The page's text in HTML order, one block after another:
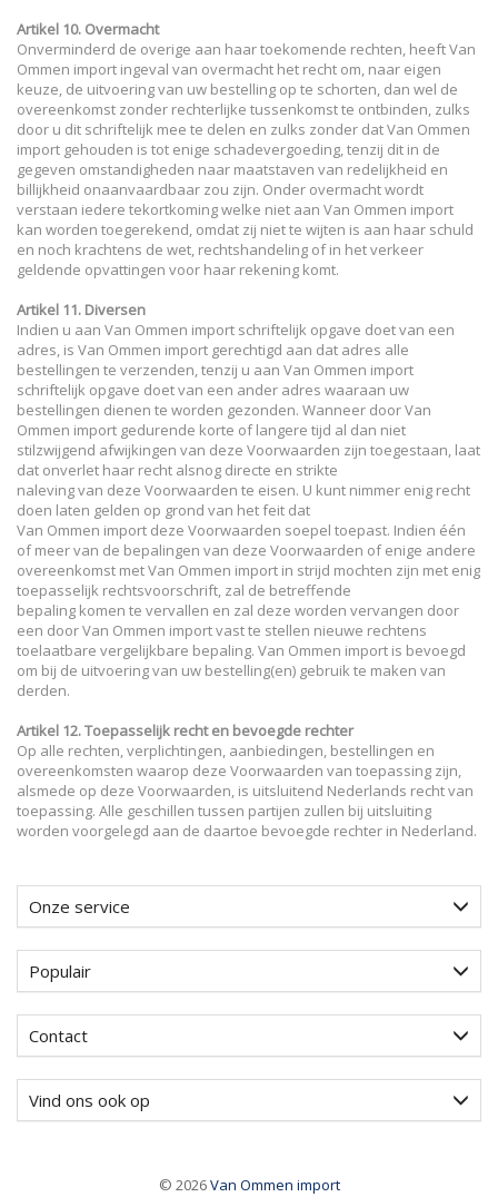
Artikel 10. Overmacht
Onverminderd de overige aan haar toekomende rechten, heeft Van
Ommen import ingeval van overmacht het recht om, naar eigen
keuze, de uitvoering van uw bestelling op te schorten, dan wel de
overeenkomst zonder rechterlijke tussenkomst te ontbinden, zulks
door u dit schriftelijk mee te delen en zulks zonder dat Van Ommen
import gehouden is tot enige schadevergoeding, tenzij dit in de
gegeven omstandigheden naar maatstaven van redelijkheid en
billijkheid onaanvaardbaar zou zijn. Onder overmacht wordt
verstaan iedere tekortkoming welke niet aan Van Ommen import
kan worden toegerekend, omdat zij niet te wijten is aan haar schuld
en noch krachtens de wet, rechtshandeling of in het verkeer
geldende opvattingen voor haar rekening komt.
Artikel 11. Diversen
Indien u aan Van Ommen import schriftelijk opgave doet van een
adres, is Van Ommen import gerechtigd aan dat adres alle
bestellingen te verzenden, tenzij u aan Van Ommen import
schriftelijk opgave doet van een ander adres waaraan uw
bestellingen dienen te worden gezonden. Wanneer door Van
Ommen import gedurende korte of langere tijd al dan niet
stilzwijgend afwijkingen van deze Voorwaarden zijn toegestaan, laat
dat onverlet haar recht alsnog directe en strikte
naleving van deze Voorwaarden te eisen. U kunt nimmer enig recht
doen laten gelden op grond van het feit dat
Van Ommen import deze Voorwaarden soepel toepast. Indien één
of meer van de bepalingen van deze Voorwaarden of enige andere
overeenkomst met Van Ommen import in strijd mochten zijn met enig
toepasselijk rechtsvoorschrift, zal de betreffende
bepaling komen te vervallen en zal deze worden vervangen door
een door Van Ommen import vast te stellen nieuwe rechtens
toelaatbare vergelijkbare bepaling. Van Ommen import is bevoegd
om bij de uitvoering van uw bestelling(en) gebruik te maken van
derden.
Artikel 12. Toepasselijk recht en bevoegde rechter
Op alle rechten, verplichtingen, aanbiedingen, bestellingen en
overeenkomsten waarop deze Voorwaarden van toepassing zijn,
alsmede op deze Voorwaarden, is uitsluitend Nederlands recht van
toepassing. Alle geschillen tussen partijen zullen bij uitsluiting
worden voorgelegd aan de daartoe bevoegde rechter in Nederland.
Onze service
Populair
Contact
Vind ons ook op
© 2026Van Ommen import